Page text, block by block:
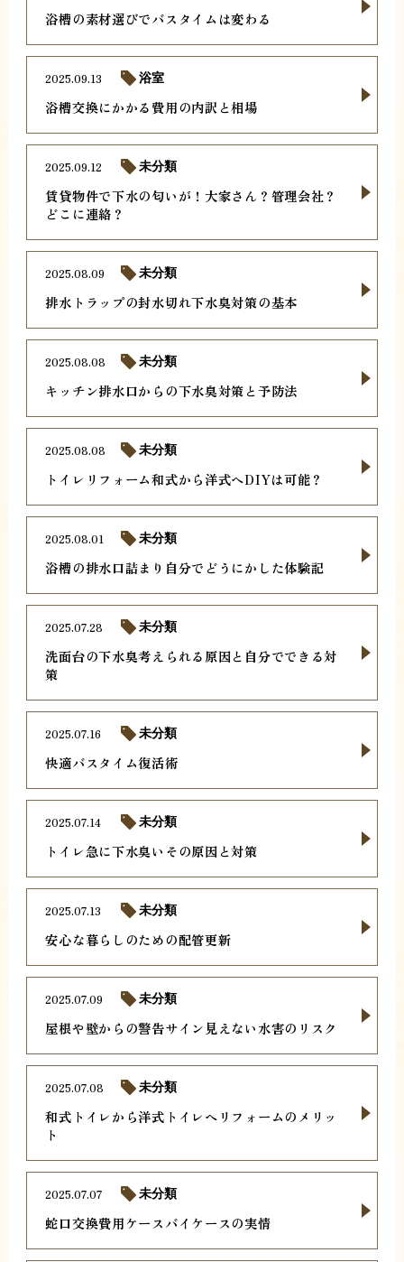
浴槽の素材選びでバスタイムは変わる
浴槽交換にかかる費用の内訳と相場
2025.09.13 浴室
賃貸物件で下水の匂いが！大家さん？管理会社？
どこに連絡？
2025.09.12 未分類
排水トラップの封水切れ下水臭対策の基本
2025.08.09 未分類
キッチン排水口からの下水臭対策と予防法
2025.08.08 未分類
トイレリフォーム和式から洋式へDIYは可能？
2025.08.08 未分類
浴槽の排水口詰まり自分でどうにかした体験記
2025.08.01 未分類
洗面台の下水臭考えられる原因と自分でできる対
策
2025.07.28 未分類
快適バスタイム復活術
2025.07.16 未分類
トイレ急に下水臭いその原因と対策
2025.07.14 未分類
安心な暮らしのための配管更新
2025.07.13 未分類
屋根や壁からの警告サイン見えない水害のリスク
2025.07.09 未分類
和式トイレから洋式トイレへリフォームのメリッ
ト
2025.07.08 未分類
蛇口交換費用ケースバイケースの実情
2025.07.07 未分類